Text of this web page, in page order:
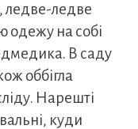
ледве-ледве
одежу на собі
В саду
оббігла
Нарешті
куди